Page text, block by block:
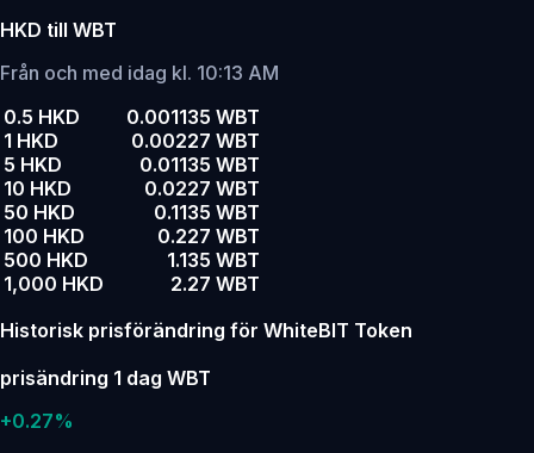
HKD till WBT
Från och med idag kl. 10:13 AM
0.5 HKD
0.001135 WBT
1 HKD
0.00227 WBT
5 HKD
0.01135 WBT
10 HKD
0.0227 WBT
50 HKD
0.1135 WBT
100 HKD
0.227 WBT
500 HKD
1.135 WBT
1,000 HKD
2.27 WBT
Historisk prisförändring för WhiteBIT Token
prisändring 1 dag WBT
+0.27%